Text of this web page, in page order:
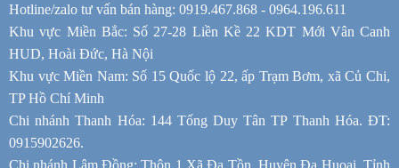
Hotline/zalo tư vấn bán hàng: 0919.467.868 - 0964.196.611
Khu vực Miền Bắc: Số 27-28 Liền Kề 22 KDT Mới Vân Canh
HUD, Hoài Đức, Hà Nội
Khu vực Miền Nam: Số 15 Quốc lộ 22, ấp Trạm Bơm, xã Củ Chi,
TP Hồ Chí Minh
Chi nhánh Thanh Hóa: 144 Tống Duy Tân TP Thanh Hóa. ĐT:
0915902626.
Chi nhánh Lâm Đồng: Thôn 1 Xã Đạ Tồn, Huyện Đạ Huoai, Tỉnh